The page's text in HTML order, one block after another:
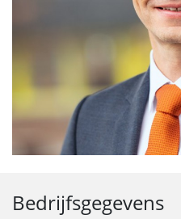
Bedrijfsgegevens